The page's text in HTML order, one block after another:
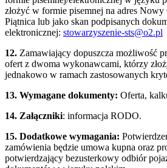
złożyć w formie pisemnej na adres
Piątnica lub jako skan podpisanych
elektronicznej: stowarzyszenie-sts@o2.pl
12. Zamawiający dopuszcza możliwość
ofert z dwoma wykonawcami, którzy
jednakowo w ramach zastosowanych
13. Wymagane dokumenty: Oferta,
14. Załączniki: informacja RODO.
15. Dodatkowe wymagania:
zamówienia będzie umowa kupna oraz
potwierdzający bezusterkowy odbiór